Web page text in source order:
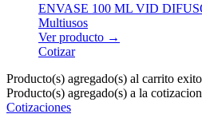
ENVASE 100 ML VID
Multiusos
Ver producto →
Cotizar
Producto(s) agregado(s) al carrito
Producto(s) agregado(s) a la
Cotizaciones